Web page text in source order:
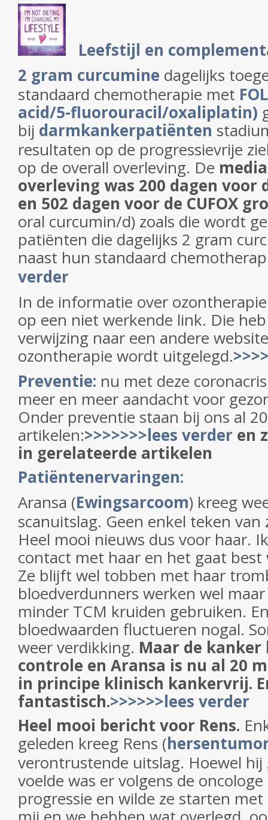
Leefstijl en
2 gram curcumine dagelijks
standaard chemotherapie met
acid/5-fluorouracil/oxaliplatin)
bij darmkankerpatiënten
resultaten op de progressievrije
op de overall overleving. De
overleving was 200 dagen voor
en 502 dagen voor de CUFOX
oral curcumin/d) zoals die wordt
patiënten die dagelijks 2 gram
naast hun standaard
verder
In de informatie over
op een niet werkende link. Die
verwijzing naar een andere
ozontherapie wordt uitgelegd.
Preventie: nu met deze
meer en meer aandacht voor
Onder preventie staan bij ons al
artikelen:>>>>>>>lees verder en
in gerelateerde artikelen
Patiëntenervaringen:
Aransa (Ewingsarcoom) kreeg
scanuitslag. Geen enkel teken van
Heel mooi nieuws dus voor haar.
contact met haar en het gaat best
Ze blijft wel tobben met haar
bloedverdunners werken wel
minder TCM kruiden gebruiken.
bloedwaarden fluctueren nogal.
weer verdikking. Maar de
controle en Aransa is nu al 20
in principe klinisch kankervrij.
fantastisch.>>>>>>lees verder
Heel mooi bericht voor Rens.
geleden kreeg Rens (
verontrustende uitslag. Hoewel hij
voelde was er volgens de
progressie en wilde ze starten